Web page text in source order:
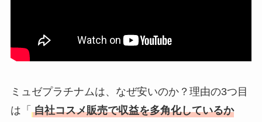
ミュゼプラチナムは、なぜ安いのか？理由の3つ目
は「 自社コスメ販売で収益を多角化しているか